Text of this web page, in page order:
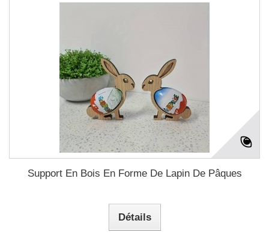
Support En Bois En Forme De Lapin De Pâques
Détails